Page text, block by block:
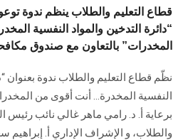
قطاع التعليم والطلاب ينظم ندوة
“دائرة التدخين والمواد النفسية
المخدرات” بالتعاون مع صندوق
نظّم قطاع التعليم والطلاب ندوة بعنوان
النفسية المخدرة… أنت أقوى من
برعاية أ. د. رامي ماهر غالي نائب رئيس
والطلاب، و الإشراف الإداري أ. إبراهيم